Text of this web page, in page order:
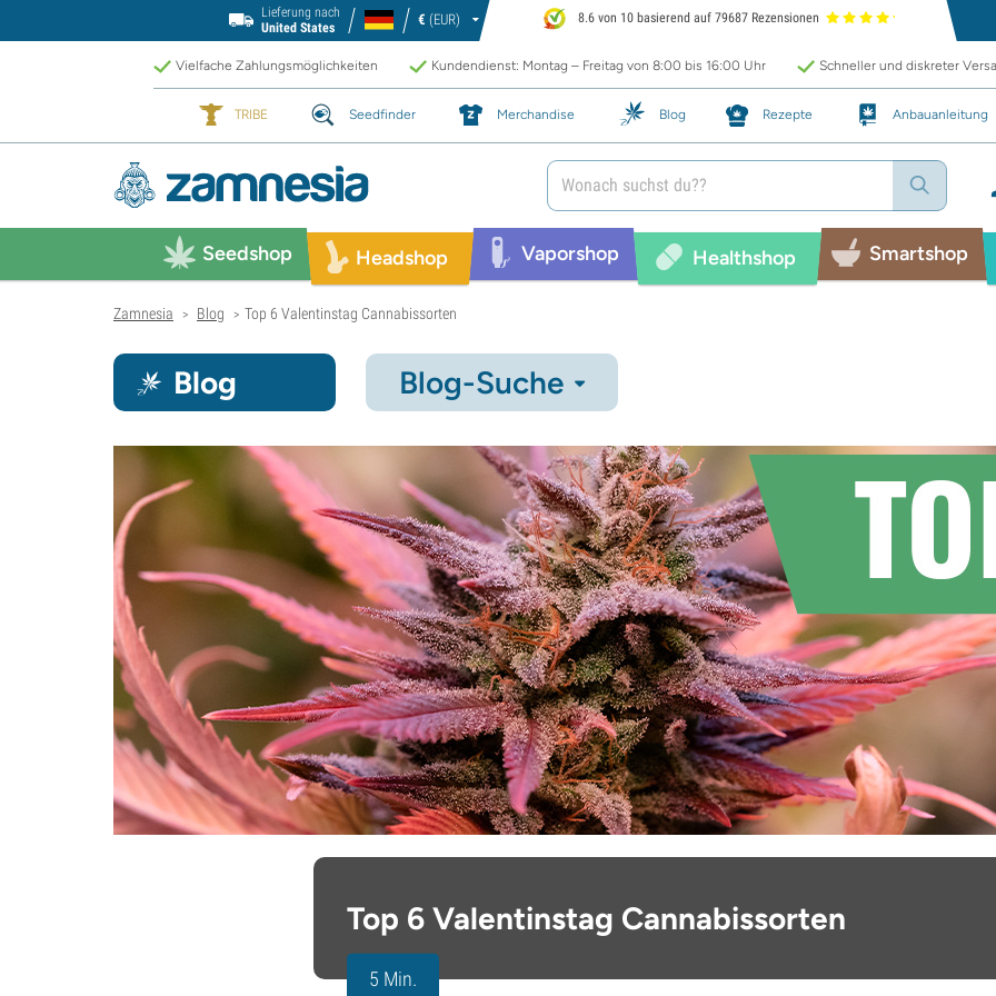
Lieferung nach
United States
€ (EUR) 8.6 von 10 basierend auf 79687 Rezensionen
Vielfache Zahlungsmöglichkeiten Kundendienst: Montag – Freitag von 8:00 bis 16:00 Uhr Schneller und diskreter
TRIBE Seedfinder Merchandise Blog Rezepte Anbauanleitung
Seedshop Headshop Vaporshop Healthshop Smartshop
Zamnesia > Blog > Top 6 Valentinstag Cannabissorten
Blog Blog-Suche
Top 6 Valentinstag Cannabissorten
5 Min.